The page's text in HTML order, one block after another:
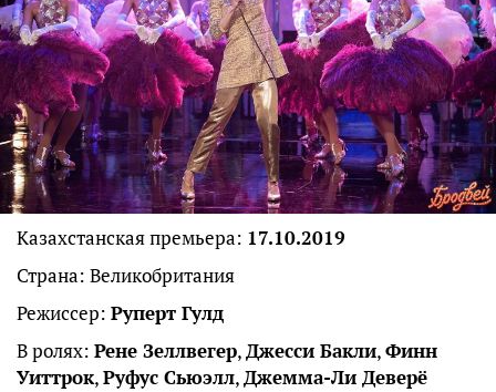
Казахстанская премьера: 17.10.2019
Страна: Великобритания
Режиссер: Руперт Гулд
В ролях: Рене Зеллвегер,Джесси Бакли,Финн
Уиттрок,Руфус Сьюэлл,Джемма-Ли Деверё